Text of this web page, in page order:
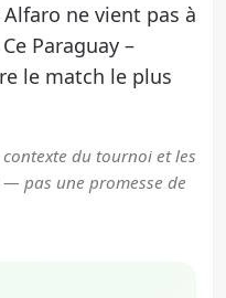
ne vient pas à
Paraguay –
le match le plus
du tournoi et les
pas une promesse de